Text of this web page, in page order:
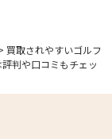
買取されやすいゴルフ
判や口コミもチェッ